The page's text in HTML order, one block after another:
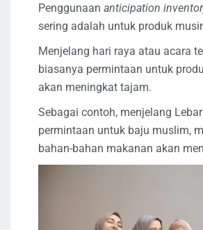
Penggunaan anticipation
sering adalah untuk produk
Menjelang hari raya atau acara
biasanya permintaan untuk
akan meningkat tajam.
Sebagai contoh, menjelang
permintaan untuk baju muslim,
bahan-bahan makanan akan